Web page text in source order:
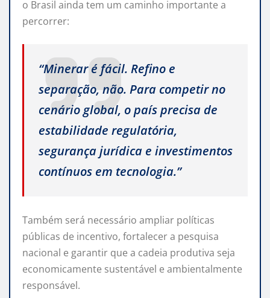
o Brasil ainda tem um caminho importante a
percorrer:
“Minerar é fácil. Refino e
separação, não. Para competir no
cenário global, o país precisa de
estabilidade regulatória,
segurança jurídica e investimentos
contínuos em tecnologia.”
Também será necessário ampliar políticas
públicas de incentivo, fortalecer a pesquisa
nacional e garantir que a cadeia produtiva seja
economicamente sustentável e ambientalmente
responsável.